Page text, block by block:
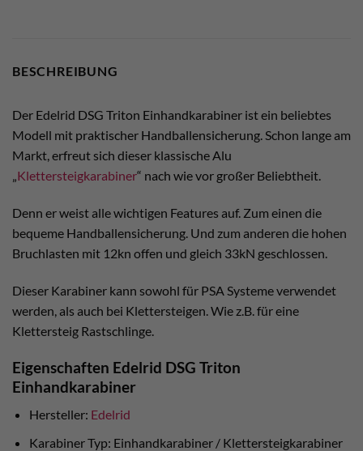
BESCHREIBUNG
Der Edelrid DSG Triton Einhandkarabiner ist ein beliebtes
Modell mit praktischer Handballensicherung. Schon lange am
Markt, erfreut sich dieser klassische Alu
„Klettersteigkarabiner“ nach wie vor großer Beliebtheit.
Denn er weist alle wichtigen Features auf. Zum einen die
bequeme Handballensicherung. Und zum anderen die hohen
Bruchlasten mit 12kn offen und gleich 33kN geschlossen.
Dieser Karabiner kann sowohl für PSA Systeme verwendet
werden, als auch bei Klettersteigen. Wie z.B. für eine
Klettersteig Rastschlinge.
Eigenschaften Edelrid DSG Triton
Einhandkarabiner
Hersteller: Edelrid
Karabiner Typ: Einhandkarabiner / Klettersteigkarabiner